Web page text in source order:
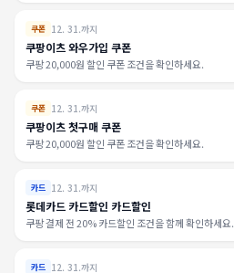
쿠폰 12. 31.까지
쿠팡이츠 와우가입 쿠폰
쿠팡 20,000원 할인 쿠폰 조건을 확인하세요.
쿠폰 12. 31.까지
쿠팡이츠 첫구매 쿠폰
쿠팡 20,000원 할인 쿠폰 조건을 확인하세요.
카드 12. 31.까지
롯데카드 카드할인 카드할인
쿠팡 결제 전 20% 카드할인 조건을 함께 확인하세요.
카드 12. 31.까지